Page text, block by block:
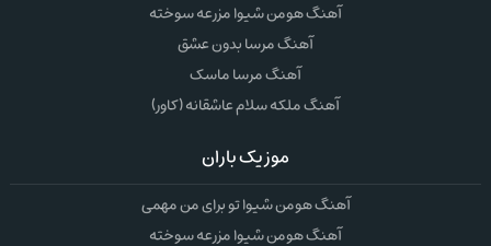
آهنگ هومن شیوا مزرعه سوخته
آهنگ مرسا بدون عشق
آهنگ مرسا ماسک
آهنگ ملکه سلام عاشقانه (کاور)
موزیک باران
آهنگ هومن شیوا تو برای من مهمی
آهنگ هومن شیوا مزرعه سوخته